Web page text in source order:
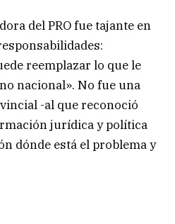
del PRO fue tajante en
reemplazar lo que le
nacional». No fue una
-al que reconoció
jurídica y política
dónde está el problema y